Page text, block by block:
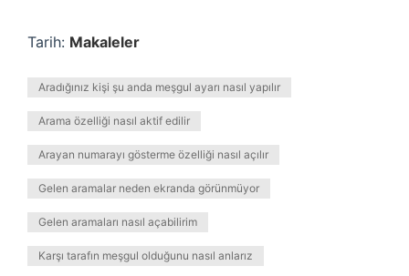
Tarih: Makaleler
Aradığınız kişi şu anda meşgul ayarı nasıl yapılır
Arama özelliği nasıl aktif edilir
Arayan numarayı gösterme özelliği nasıl açılır
Gelen aramalar neden ekranda görünmüyor
Gelen aramaları nasıl açabilirim
Karşı tarafın meşgul olduğunu nasıl anlarız